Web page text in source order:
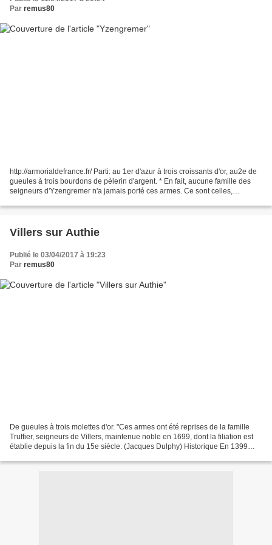
Par remus80
http://armorialdefrance.fr/ Parti: au 1er d'azur à trois croissants d'or, au2e de
gueules à trois bourdons de pèlerin d'argent. * En fait, aucune famille des
seigneurs d'Yzengremer n'a jamais porté ces armes. Ce sont celles,
Villers sur Authie
Publié le 03/04/2017 à 19:23
Par remus80
De gueules à trois molettes d'or. "Ces armes ont été reprises de la famille
Truffier, seigneurs de Villers, maintenue noble en 1699, dont la filiation est
établie depuis la fin du 15e siècle. (Jacques Dulphy) Historique En 1399